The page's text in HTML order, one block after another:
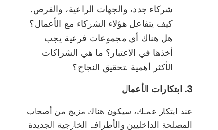
شركاء جدد، والجهات الراعية، والفرص.
كيف يتفاعل هؤلاء الشركاء مع الأعمال؟
هل هناك أي مجموعات فرعية يجب
أخذها في الاعتبار؟ ما هي الشراكات
الأكثر أهمية لتحقيق النجاح؟
3. ابتكارات الأعمال
عند ابتكار عملك، سيكون هناك مزيج من أصحاب
المصلحة الداخليين والأطراف الخارجية الجديدة